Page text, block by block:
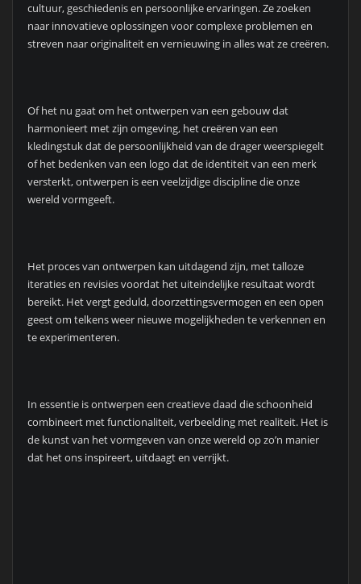
cultuur, geschiedenis en persoonlijke ervaringen. Ze zoeken
naar innovatieve oplossingen voor complexe problemen en
streven naar originaliteit en vernieuwing in alles wat ze creëren.
Of het nu gaat om het ontwerpen van een gebouw dat
harmonieert met zijn omgeving, het creëren van een
kledingstuk dat de persoonlijkheid van de drager weerspiegelt
of het bedenken van een logo dat de identiteit van een merk
versterkt, ontwerpen is een veelzijdige discipline die onze
wereld vormgeeft.
Het proces van ontwerpen kan uitdagend zijn, met talloze
iteraties en revisies voordat het uiteindelijke resultaat wordt
bereikt. Het vergt geduld, doorzettingsvermogen en een open
geest om telkens weer nieuwe mogelijkheden te verkennen en
te experimenteren.
In essentie is ontwerpen een creatieve daad die schoonheid
combineert met functionaliteit, verbeelding met realiteit. Het is
de kunst van het vormgeven van onze wereld op zo’n manier
dat het ons inspireert, uitdaagt en verrijkt.